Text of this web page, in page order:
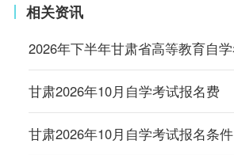
相关资讯
甘肃2026年10月自学考试报名费
甘肃2026年10月自学考试报名条件